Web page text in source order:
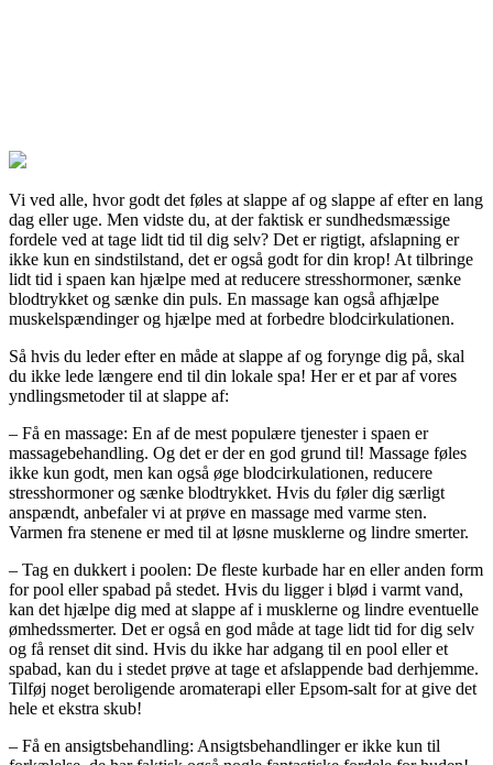
Vi ved alle, hvor godt det føles at slappe af og slappe af efter en lang
dag eller uge. Men vidste du, at der faktisk er sundhedsmæssige
fordele ved at tage lidt tid til dig selv? Det er rigtigt, afslapning er
ikke kun en sindstilstand, det er også godt for din krop! At tilbringe
lidt tid i spaen kan hjælpe med at reducere stresshormoner, sænke
blodtrykket og sænke din puls. En massage kan også afhjælpe
muskelspændinger og hjælpe med at forbedre blodcirkulationen.
Så hvis du leder efter en måde at slappe af og forynge dig på, skal
du ikke lede længere end til din lokale spa! Her er et par af vores
yndlingsmetoder til at slappe af:
– Få en massage: En af de mest populære tjenester i spaen er
massagebehandling. Og det er der en god grund til! Massage føles
ikke kun godt, men kan også øge blodcirkulationen, reducere
stresshormoner og sænke blodtrykket. Hvis du føler dig særligt
anspændt, anbefaler vi at prøve en massage med varme sten.
Varmen fra stenene er med til at løsne musklerne og lindre smerter.
– Tag en dukkert i poolen: De fleste kurbade har en eller anden form
for pool eller spabad på stedet. Hvis du ligger i blød i varmt vand,
kan det hjælpe dig med at slappe af i musklerne og lindre eventuelle
ømhedssmerter. Det er også en god måde at tage lidt tid for dig selv
og få renset dit sind. Hvis du ikke har adgang til en pool eller et
spabad, kan du i stedet prøve at tage et afslappende bad derhjemme.
Tilføj noget beroligende aromaterapi eller Epsom-salt for at give det
hele et ekstra skub!
– Få en ansigtsbehandling: Ansigtsbehandlinger er ikke kun til